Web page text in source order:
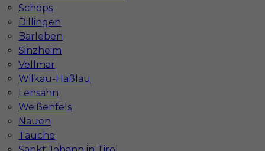
Schöps
Dillingen
Barleben
Sinzheim
Vellmar
Wilkau-Haßlau
Lensahn
Weißenfels
Nauen
Tauche
Lokalizacja
Wymagane języki
Stawka 16 - 18 € / h